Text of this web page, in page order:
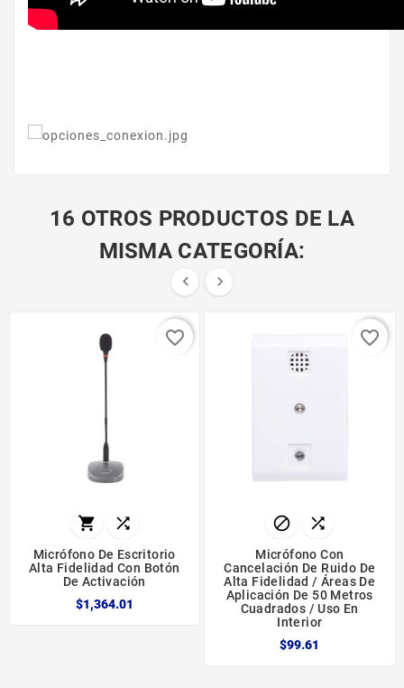
16 OTROS PRODUCTOS DE LA
MISMA CATEGORÍA:
 
 
Micrófono De Escritorio
Alta Fidelidad Con Botón
De Activación
$1,364.01
favorite_border
 
Micrófono Con
Cancelación De Ruido De
Alta Fidelidad / Áreas De
Aplicación De 50 Metros
Cuadrados / Uso En
Interior
$99.61
favorite_border